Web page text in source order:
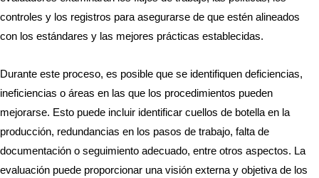
controles y los registros para asegurarse de que estén alineados
con los estándares y las mejores prácticas establecidas.
Durante este proceso, es posible que se identifiquen deficiencias,
ineficiencias o áreas en las que los procedimientos pueden
mejorarse. Esto puede incluir identificar cuellos de botella en la
producción, redundancias en los pasos de trabajo, falta de
documentación o seguimiento adecuado, entre otros aspectos. La
evaluación puede proporcionar una visión externa y objetiva de los